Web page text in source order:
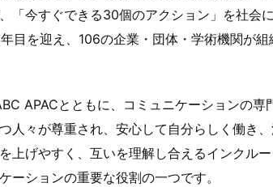
「今すぐできる30個のアクション」を社会
目を迎え、106の企業・団体・学術機関が
APACとともに、コミュニケーションの専
人々が尊重され、安心して自分らしく働き
上げやすく、互いを理解し合えるインクルー
ーションの重要な役割の一つです。